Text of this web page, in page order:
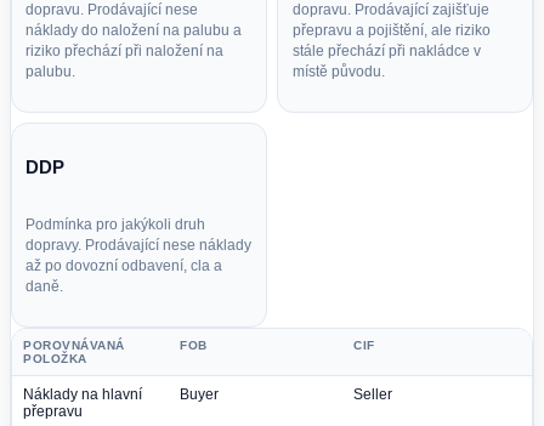
dopravu. Prodávající nese
náklady do naložení na palubu a
riziko přechází při naložení na
palubu.
dopravu. Prodávající zajišťuje
přepravu a pojištění, ale riziko
stále přechází při nakládce v
místě původu.
DDP
Podmínka pro jakýkoli druh
dopravy. Prodávající nese náklady
až po dovozní odbavení, cla a
daně.
POROVNÁVANÁ
POLOŽKA
FOB CIF
Náklady na hlavní
přepravu
Buyer Seller